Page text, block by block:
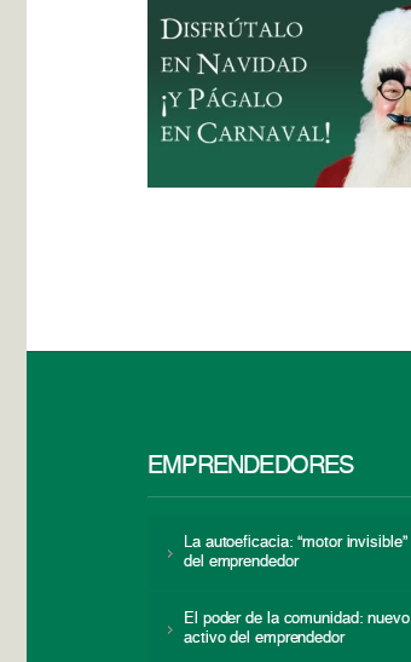
EMPRENDEDORES
La autoeficacia: “motor invisible”
del emprendedor
El poder de la comunidad: nuevo
activo del emprendedor